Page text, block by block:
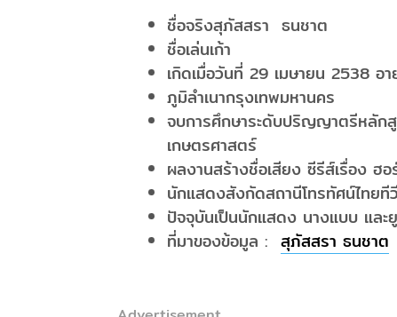
ชื่อจริงสุภัสสรา ธนชาต
ชื่อเล่นเก้า
เกิดเมื่อวันที่ 29 เมษายน 2538
ภูมิลำเนากรุงเทพมหานคร
จบการศึกษาระดับปริญญาตรีหลัก
เกษตรศาสตร์
ผลงานสร้างชื่อเสียง ซีรีส์เรื่อง ฮ
นักแสดงสังกัดสถานีโทรทัศน์ไทย
ปัจจุบันเป็นนักแสดง นางแบบ และ
ที่มาของข้อมูล : สุภัสสรา ธนชาต